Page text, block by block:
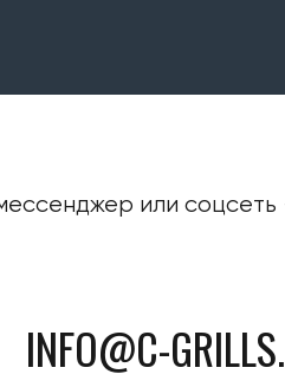
или
INFO@C-